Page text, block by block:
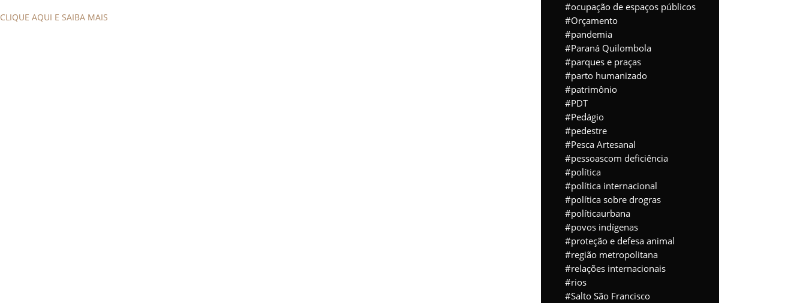
CLIQUE AQUI E SAIBA MAIS
ocupação de espaços públicos
Orçamento
pandemia
Paraná Quilombola
parques e praças
parto humanizado
patrimônio
PDT
Pedágio
pedestre
Pesca Artesanal
pessoascom deficiência
política
política internacional
política sobre drogras
políticaurbana
povos indígenas
proteção e defesa animal
região metropolitana
relações internacionais
rios
Salto São Francisco